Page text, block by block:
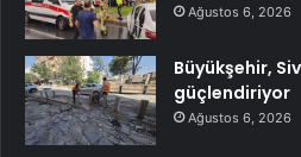
Ağustos 6, 2026
Büyükşehir,
güçlendiriyor
Ağustos 6, 2026